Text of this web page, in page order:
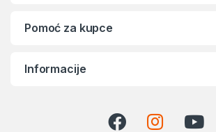
Pomoć za kupce
Informacije